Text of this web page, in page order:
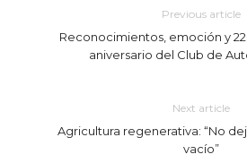
Previous article
Reconocimientos, emoción y
aniversario del Club de
Next article
Agricultura regenerativa: “No
vacío”